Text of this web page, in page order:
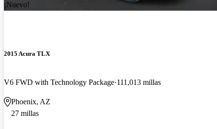
¡Nuevo!
2015 Acura TLX
V6 FWD with Technology Package 111,013 millas
Phoenix, AZ
27 millas